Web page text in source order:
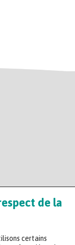
de la
certains